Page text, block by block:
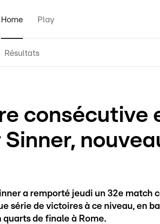
Home Play
Résultats
consécutive
a remporté jeudi un 32e match
série de victoires à ce niveau, en
quarts de finale à Rome.